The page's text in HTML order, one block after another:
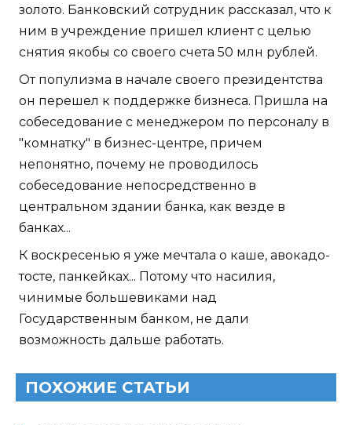
золото. Банковский сотрудник рассказал, что к
ним в учреждение пришел клиент с целью
снятия якобы со своего счета 50 млн рублей.
От популизма в начале своего президентства
он перешел к поддержке бизнеса. Пришла на
собеседование с менеджером по персоналу в
"комнатку" в бизнес-центре, причем
непонятно, почему не проводилось
собеседование непосредственно в
центральном здании банка, как везде в
банках...
К воскресенью я уже мечтала о каше, авокадо-
тосте, панкейках... Потому что насилия,
чинимые большевиками над
Государственным банком, не дали
возможность дальше работать.
ПОХОЖИЕ СТАТЬИ